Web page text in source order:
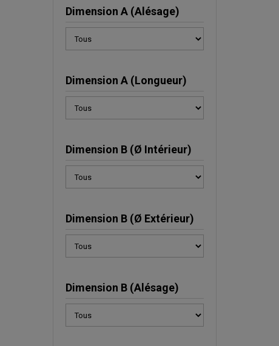
Dimension A (Alésage)
Dimension A (Longueur)
Dimension B (Ø Intérieur)
Dimension B (Ø Extérieur)
Dimension B (Alésage)